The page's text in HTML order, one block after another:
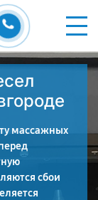
массажных
сбои